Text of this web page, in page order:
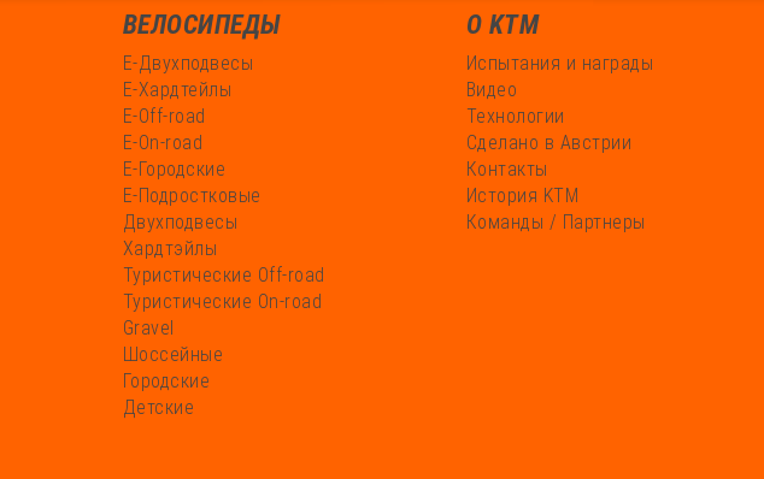
ВЕЛОСИПЕДЫ
Е-Двухподвесы
Е-Хардтейлы
Е-Off-road
Е-On-road
Е-Городские
Е-Подростковые
Двухподвесы
Хардтэйлы
Туристические Off-road
Туристические On-road
Gravel
Шоссейные
Городские
Детские
О KTM
Испытания и награды
Видео
Технологии
Сделано в Австрии
Контакты
История KTM
Команды / Партнеры